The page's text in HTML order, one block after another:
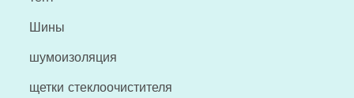
Шины
шумоизоляция
щетки стеклоочистителя